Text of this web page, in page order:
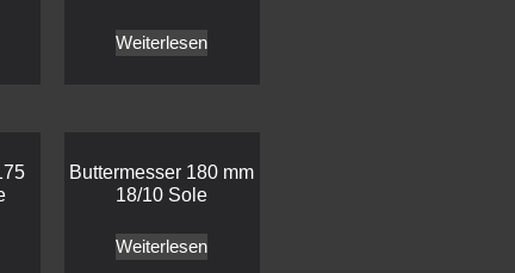
Weiterlesen
Buttermesser 180 mm
18/10 Sole
Weiterlesen